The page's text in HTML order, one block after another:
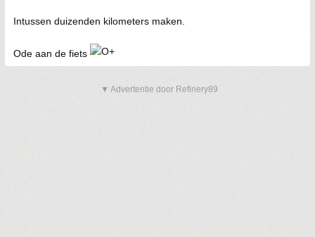
Intussen duizenden kilometers maken.
Ode aan de fiets
▼ Advertentie door Refinery89